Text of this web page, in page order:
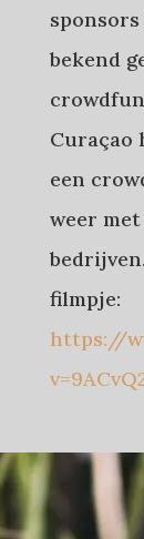
bekend
Curaçao
een
weer
filmpje:
https://